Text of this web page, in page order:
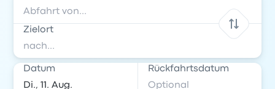
Zielort
Datum Rückfahrtsdatum